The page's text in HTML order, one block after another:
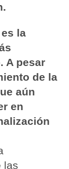
la
A pesar
de la
aún
en
las